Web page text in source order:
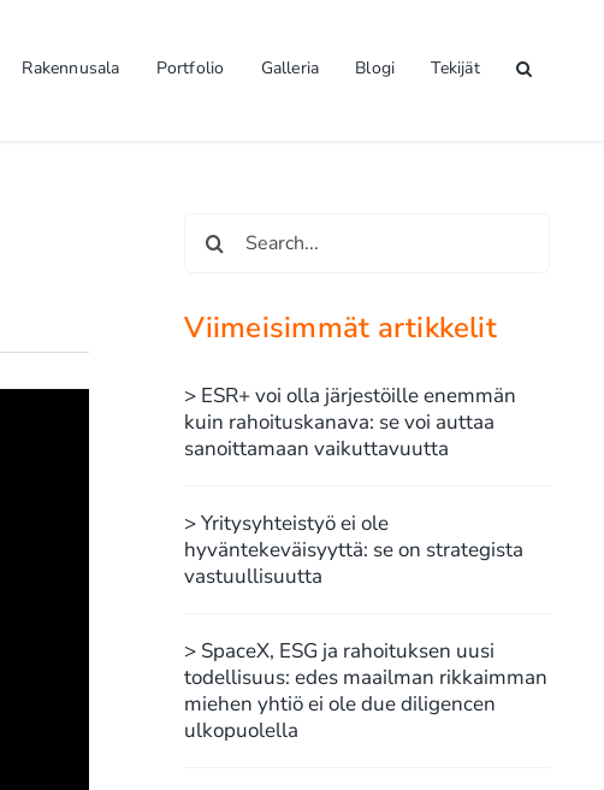
Rakennusala Portfolio Galleria Blogi Tekijät
Etsi
Viimeisimmät artikkelit
> ESR+ voi olla järjestöille enemmän
kuin rahoituskanava: se voi auttaa
sanoittamaan vaikuttavuutta
> Yritysyhteistyö ei ole
hyväntekeväisyyttä: se on strategista
vastuullisuutta
> SpaceX, ESG ja rahoituksen uusi
todellisuus: edes maailman rikkaimman
miehen yhtiö ei ole due diligencen
ulkopuolella